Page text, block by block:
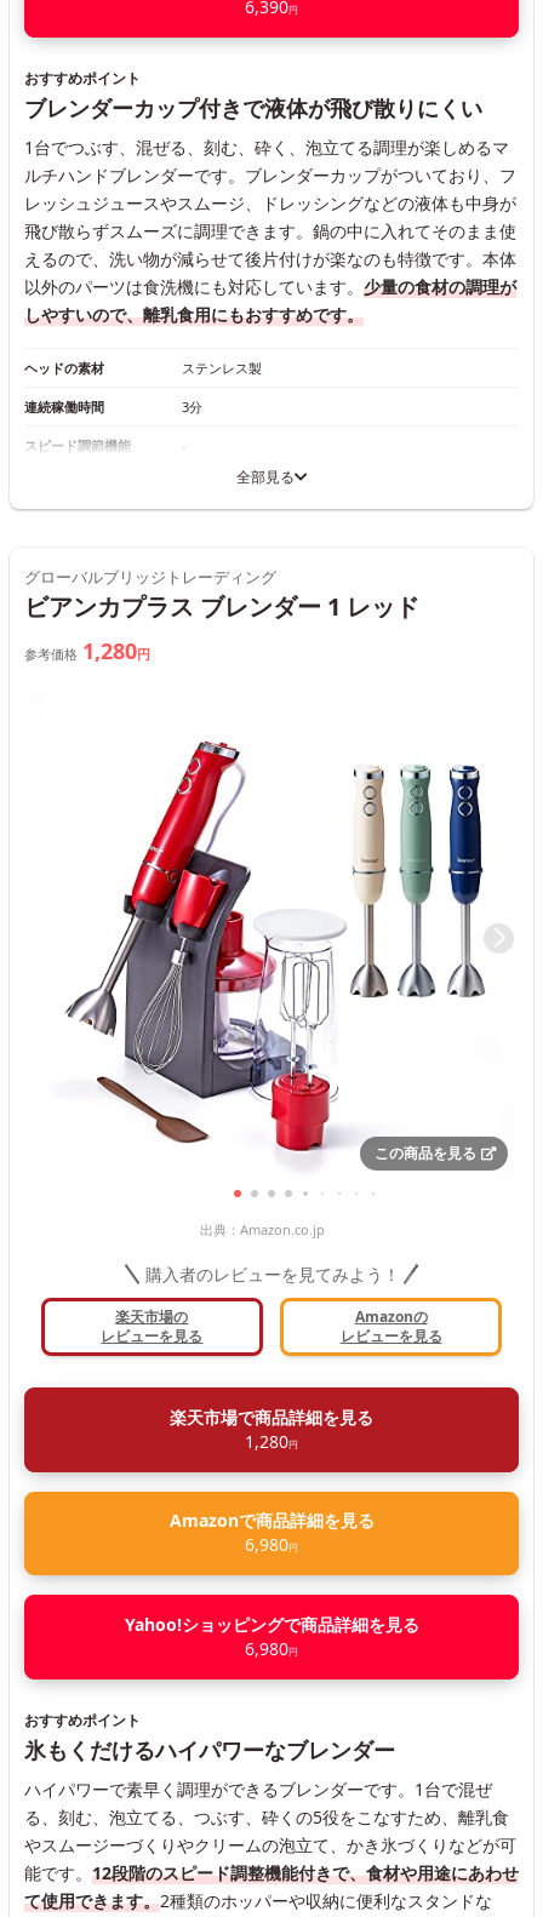
6,390円
おすすめポイント
ブレンダーカップ付きで液体が飛び散りにくい
1台でつぶす、混ぜる、刻む、砕く、泡立てる調理が楽しめるマ
ルチハンドブレンダーです。ブレンダーカップがついており、フ
レッシュジュースやスムージ、ドレッシングなどの液体も中身が
飛び散らずスムーズに調理できます。鍋の中に入れてそのまま使
えるので、洗い物が減らせて後片付けが楽なのも特徴です。本体
以外のパーツは食洗機にも対応しています。 少量の食材の調理が
しやすいので、離乳食用にもおすすめです。
ヘッドの素材 ステンレス製
連続稼働時間 3分
スピード調節機能 -
全部見る
グローバルブリッジトレーディング
ビアンカプラス ブレンダー 1 レッド
参考価格 1,280円
この商品を見る
出典： Amazon.co.jp
購入者のレビューを見てみよう！
楽天市場の
レビューを見る
Amazonの
レビューを見る
楽天市場で商品詳細を見る
1,280円
Amazonで商品詳細を見る
6,980円
Yahoo!ショッピングで商品詳細を見る
6,980円
おすすめポイント
氷もくだけるハイパワーなブレンダー
ハイパワーで素早く調理ができるブレンダーです。1台で混ぜ
る、刻む、泡立てる、つぶす、砕くの5役をこなすため、離乳食
やスムージーづくりやクリームの泡立て、かき氷づくりなどが可
能です。 12段階のスピード調整機能付きで、食材や用途にあわせ
て使用できます。2種類のホッパーや収納に便利なスタンドな